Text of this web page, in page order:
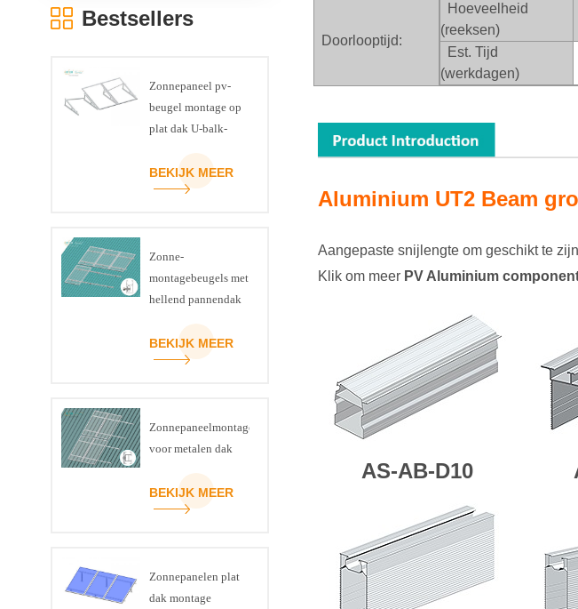
Doorlooptijd:
Hoeveelheid
(reeksen)
Est. Tijd
(werkdagen)
Aluminium UT2 Beam
Aangepaste snijlengte om geschikt te
Klik om meer PV Aluminium
AS-AB-D10
Bestsellers
Zonnepaneel pv-
beugel montage op
plat dak U-balk-
BEKIJK MEER
Zonne-
montagebeugels met
hellend pannendak
BEKIJK MEER
Zonnepaneelmontagesysteem
voor metalen dak
BEKIJK MEER
Zonnepanelen plat
dak montage